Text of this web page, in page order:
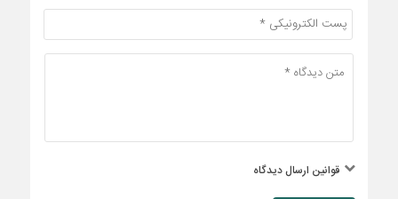
قوانین ارسال دیدگاه